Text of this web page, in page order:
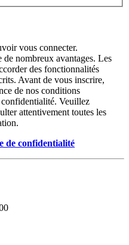
vous connecter.
nombreux avantages. Les
des fonctionnalités
Avant de vous inscrire,
de nos conditions
Veuillez
attentivement toutes les
de confidentialité